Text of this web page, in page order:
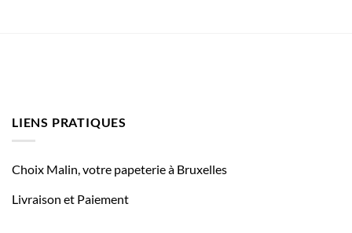
LIENS PRATIQUES
Choix Malin, votre papeterie à Bruxelles
Livraison et Paiement